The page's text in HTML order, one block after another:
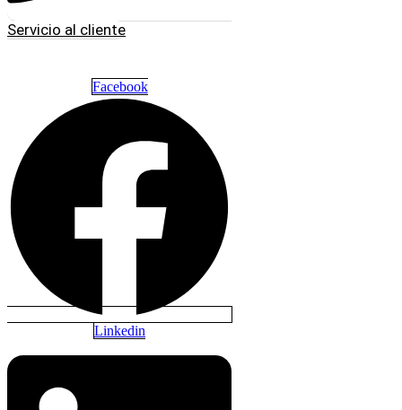
Servicio al cliente
Facebook
Linkedin